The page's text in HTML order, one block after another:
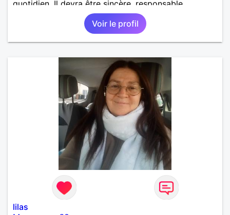
quotidien. Il devra être sincère, responsable,
ambitieux, entreprenant, fort de caractère et avec le
sens de l'humour. Il saura me chouchouter et me
mettre en valeur, me donner son amour et attention.
Merci de m'avoir lu et à bientôt...
Voir le profil
lilas